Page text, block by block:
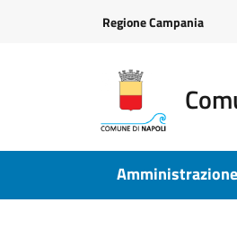
Regione Campania
Amministrazione